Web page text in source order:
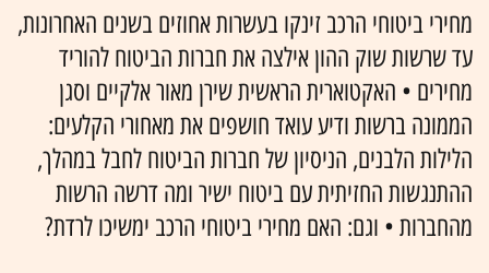
מחירי ביטוחי הרכב זינקו בעשרות אחוזים בשנים האחרונות,
עד שרשות שוק ההון אילצה את חברות הביטוח להוריד
מחירים • האקטוארית הראשית שירן מאור אלקיים וסגן
הממונה ברשות ודיע עואד חושפים את מאחורי הקלעים:
הלילות הלבנים, הניסיון של חברות הביטוח לחבל במהלך,
ההתנגשות החזיתית עם ביטוח ישיר ומה דרשה הרשות
מהחברות • וגם: האם מחירי ביטוחי הרכב ימשיכו לרדת?